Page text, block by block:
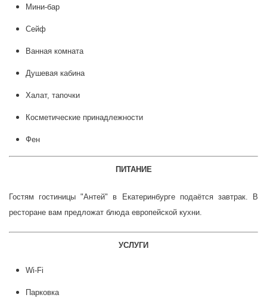
Мини-бар
Сейф
Ванная комната
Душевая кабина
Халат, тапочки
Косметические принадлежности
Фен
ПИТАНИЕ
Гостям гостиницы "Антей" в Екатеринбурге подаётся завтрак. В
ресторане вам предложат блюда европейской кухни.
УСЛУГИ
Wi-Fi
Парковка